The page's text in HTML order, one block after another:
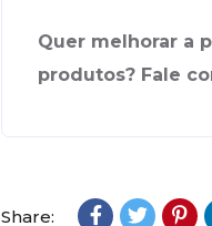
Quer melhorar a
produtos? Fale
Share: